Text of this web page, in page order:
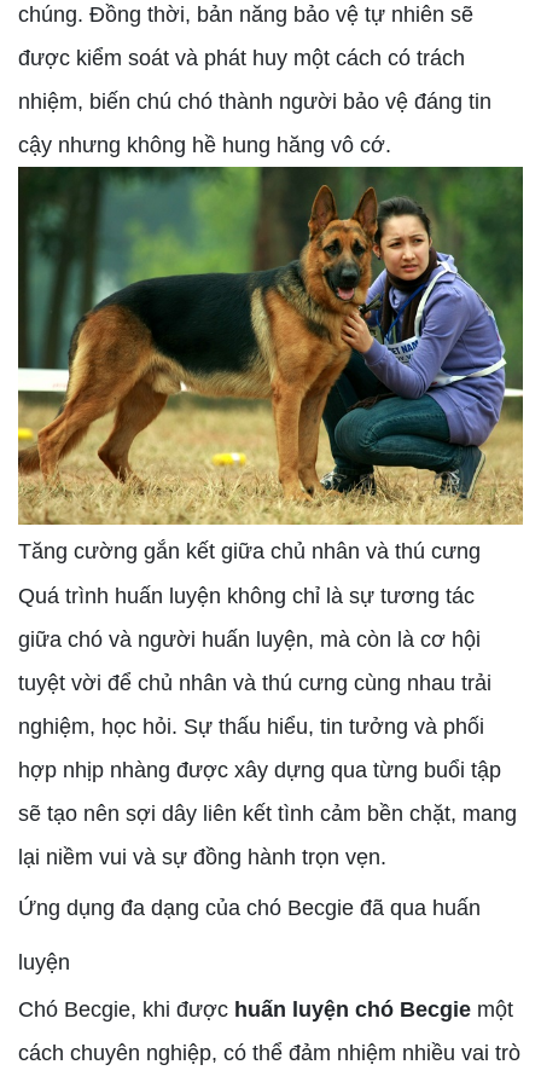
chúng. Đồng thời, bản năng bảo vệ tự nhiên sẽ
được kiểm soát và phát huy một cách có trách
nhiệm, biến chú chó thành người bảo vệ đáng tin
cậy nhưng không hề hung hăng vô cớ.
Tăng cường gắn kết giữa chủ nhân và thú cưng
Quá trình huấn luyện không chỉ là sự tương tác
giữa chó và người huấn luyện, mà còn là cơ hội
tuyệt vời để chủ nhân và thú cưng cùng nhau trải
nghiệm, học hỏi. Sự thấu hiểu, tin tưởng và phối
hợp nhịp nhàng được xây dựng qua từng buổi tập
sẽ tạo nên sợi dây liên kết tình cảm bền chặt, mang
lại niềm vui và sự đồng hành trọn vẹn.
Ứng dụng đa dạng của chó Becgie đã qua huấn
luyện
Chó Becgie, khi được huấn luyện chó Becgie một
cách chuyên nghiệp, có thể đảm nhiệm nhiều vai trò